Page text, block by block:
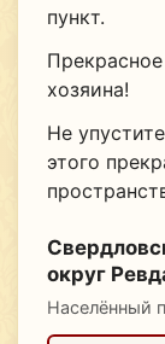
пункт.
хозяина!
Не
этого
округ
Населённый